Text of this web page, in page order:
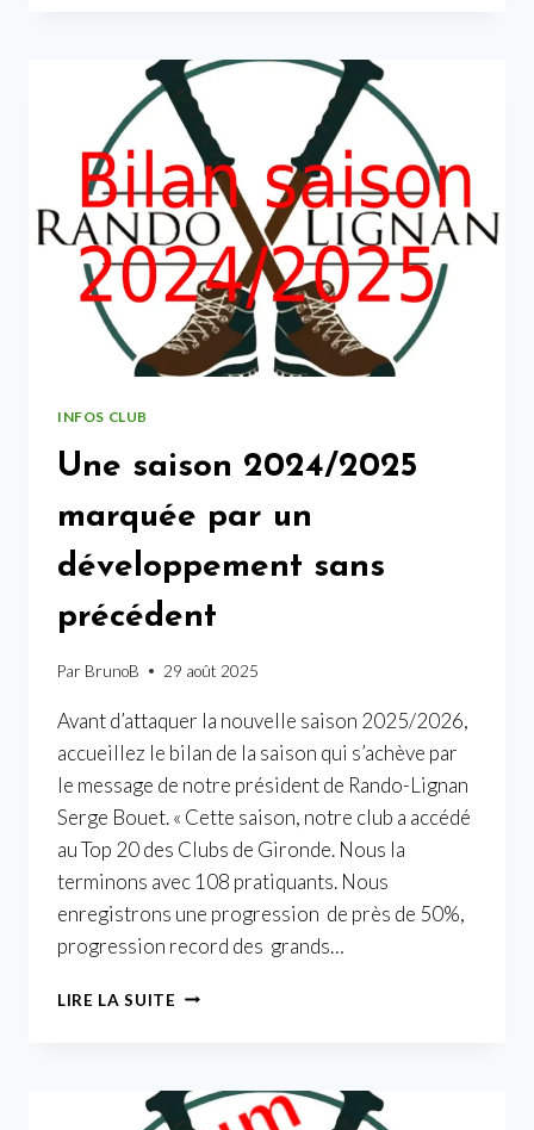
BELLES
BALADES »
INFOS CLUB
Une saison 2024/2025
marquée par un
développement sans
précédent
Par BrunoB 29 août 2025
Avant d’attaquer la nouvelle saison 2025/2026,
accueillez le bilan de la saison qui s’achève par
le message de notre président de Rando-Lignan
Serge Bouet. « Cette saison, notre club a accédé
au Top 20 des Clubs de Gironde. Nous la
terminons avec 108 pratiquants. Nous
enregistrons une progression de près de 50%,
progression record des grands…
LIRE LA SUITEUNE
PAR
UN